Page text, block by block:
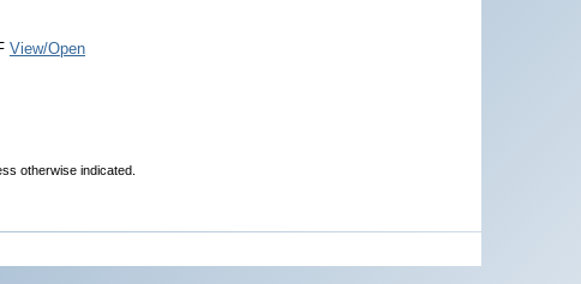
View/Open
otherwise indicated.